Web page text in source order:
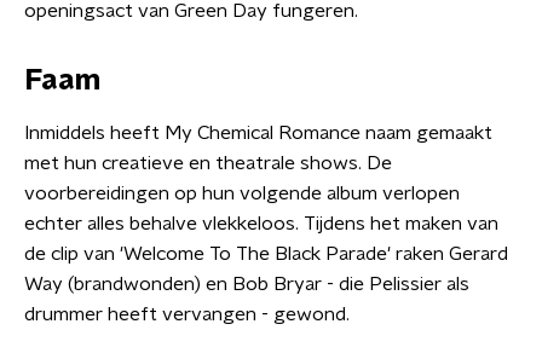
openingsact van Green Day fungeren.
Faam
Inmiddels heeft My Chemical Romance naam gemaakt
met hun creatieve en theatrale shows. De
voorbereidingen op hun volgende album verlopen
echter alles behalve vlekkeloos. Tijdens het maken van
de clip van 'Welcome To The Black Parade' raken Gerard
Way (brandwonden) en Bob Bryar - die Pelissier als
drummer heeft vervangen - gewond.